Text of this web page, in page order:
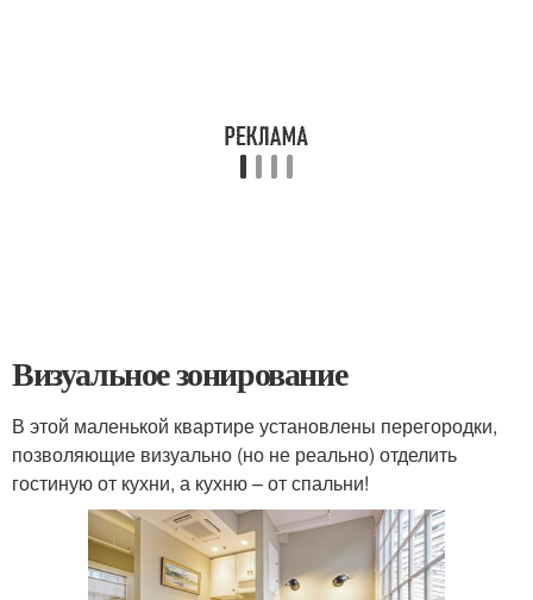
Визуальное зонирование
В этой маленькой квартире установлены перегородки,
позволяющие визуально (но не реально) отделить
гостиную от кухни, а кухню – от спальни!